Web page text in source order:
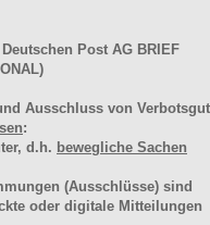
Post AG BRIEF
Ausschluss von Verbotsgut
:
d.h. bewegliche Sachen
(Ausschlüsse) sind
oder digitale Mitteilungen